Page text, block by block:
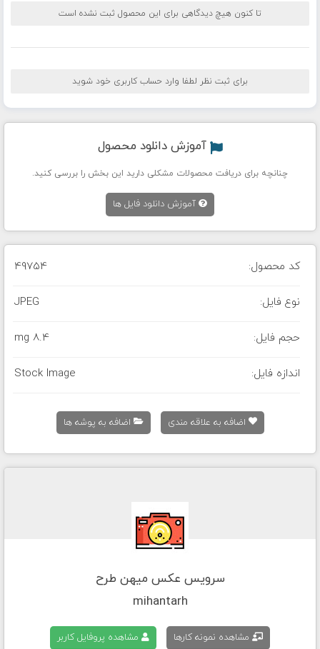
تا کنون هیچ دیدگاهی برای این محصول ثبت نشده است
برای ثبت نظر لطفا وارد حساب کاربری خود شوید
آموزش دانلود محصول
چنانچه برای دریافت محصولات مشکلی دارید این بخش را بررسی کنید.
آموزش دانلود فایل ها
کد محصول: 49754
نوع فایل: JPEG
حجم فایل: 8.4 mg
اندازه فایل: Stock Image
اضافه به علاقه مندی اضافه به پوشه ها
سرویس عکس میهن طرح
mihantarh
مشاهده نمونه کارها مشاهده پروفایل کاربر